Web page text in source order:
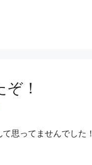
！
思ってませんでした！